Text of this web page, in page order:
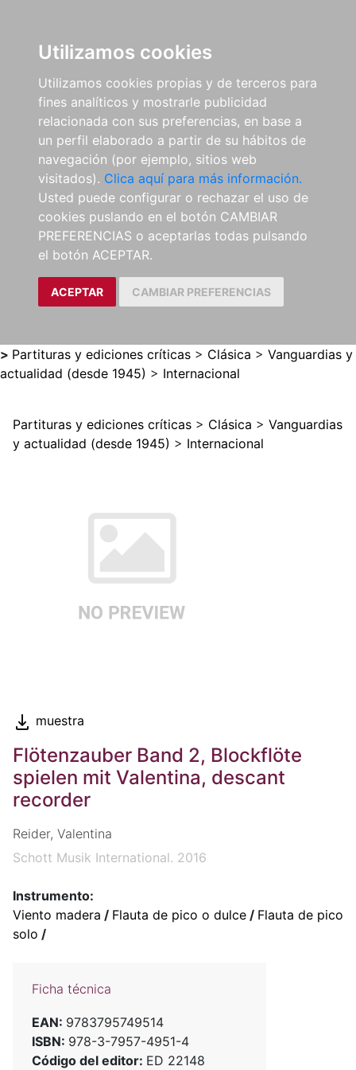
Utilizamos cookies
Utilizamos cookies propias y de terceros para
fines analíticos y mostrarle publicidad
relacionada con sus preferencias, en base a
un perfil elaborado a partir de su hábitos de
navegación (por ejemplo, sitios web
visitados). Clica aquí para más información.
Usted puede configurar o rechazar el uso de
cookies puslando en el botón CAMBIAR
PREFERENCIAS o aceptarlas todas pulsando
el botón ACEPTAR.
ACEPTAR CAMBIAR PREFERENCIAS
> Partituras y ediciones críticas > Clásica > Vanguardias y
actualidad (desde 1945) > Internacional
Partituras y ediciones críticas > Clásica > Vanguardias
y actualidad (desde 1945) > Internacional
muestra
Flötenzauber Band 2, Blockflöte
spielen mit Valentina, descant
recorder
Reider, Valentina
Schott Musik International. 2016
Instrumento:
Viento madera / Flauta de pico o dulce / Flauta de pico
solo /
Ficha técnica
EAN: 9783795749514
ISBN: 978-3-7957-4951-4
Código del editor: ED 22148